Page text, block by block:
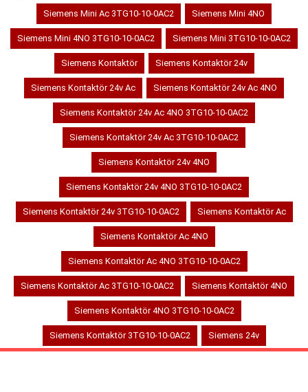
Siemens Mini Ac 3TG10-10-0AC2 Siemens Mini 4NO
Siemens Mini 4NO 3TG10-10-0AC2 Siemens Mini 3TG10-10-0AC2
Siemens Kontaktör Siemens Kontaktör 24v
Siemens Kontaktör 24v Ac Siemens Kontaktör 24v Ac 4NO
Siemens Kontaktör 24v Ac 4NO 3TG10-10-0AC2
Siemens Kontaktör 24v Ac 3TG10-10-0AC2
Siemens Kontaktör 24v 4NO
Siemens Kontaktör 24v 4NO 3TG10-10-0AC2
Siemens Kontaktör 24v 3TG10-10-0AC2 Siemens Kontaktör Ac
Siemens Kontaktör Ac 4NO
Siemens Kontaktör Ac 4NO 3TG10-10-0AC2
Siemens Kontaktör Ac 3TG10-10-0AC2 Siemens Kontaktör 4NO
Siemens Kontaktör 4NO 3TG10-10-0AC2
Siemens Kontaktör 3TG10-10-0AC2 Siemens 24v